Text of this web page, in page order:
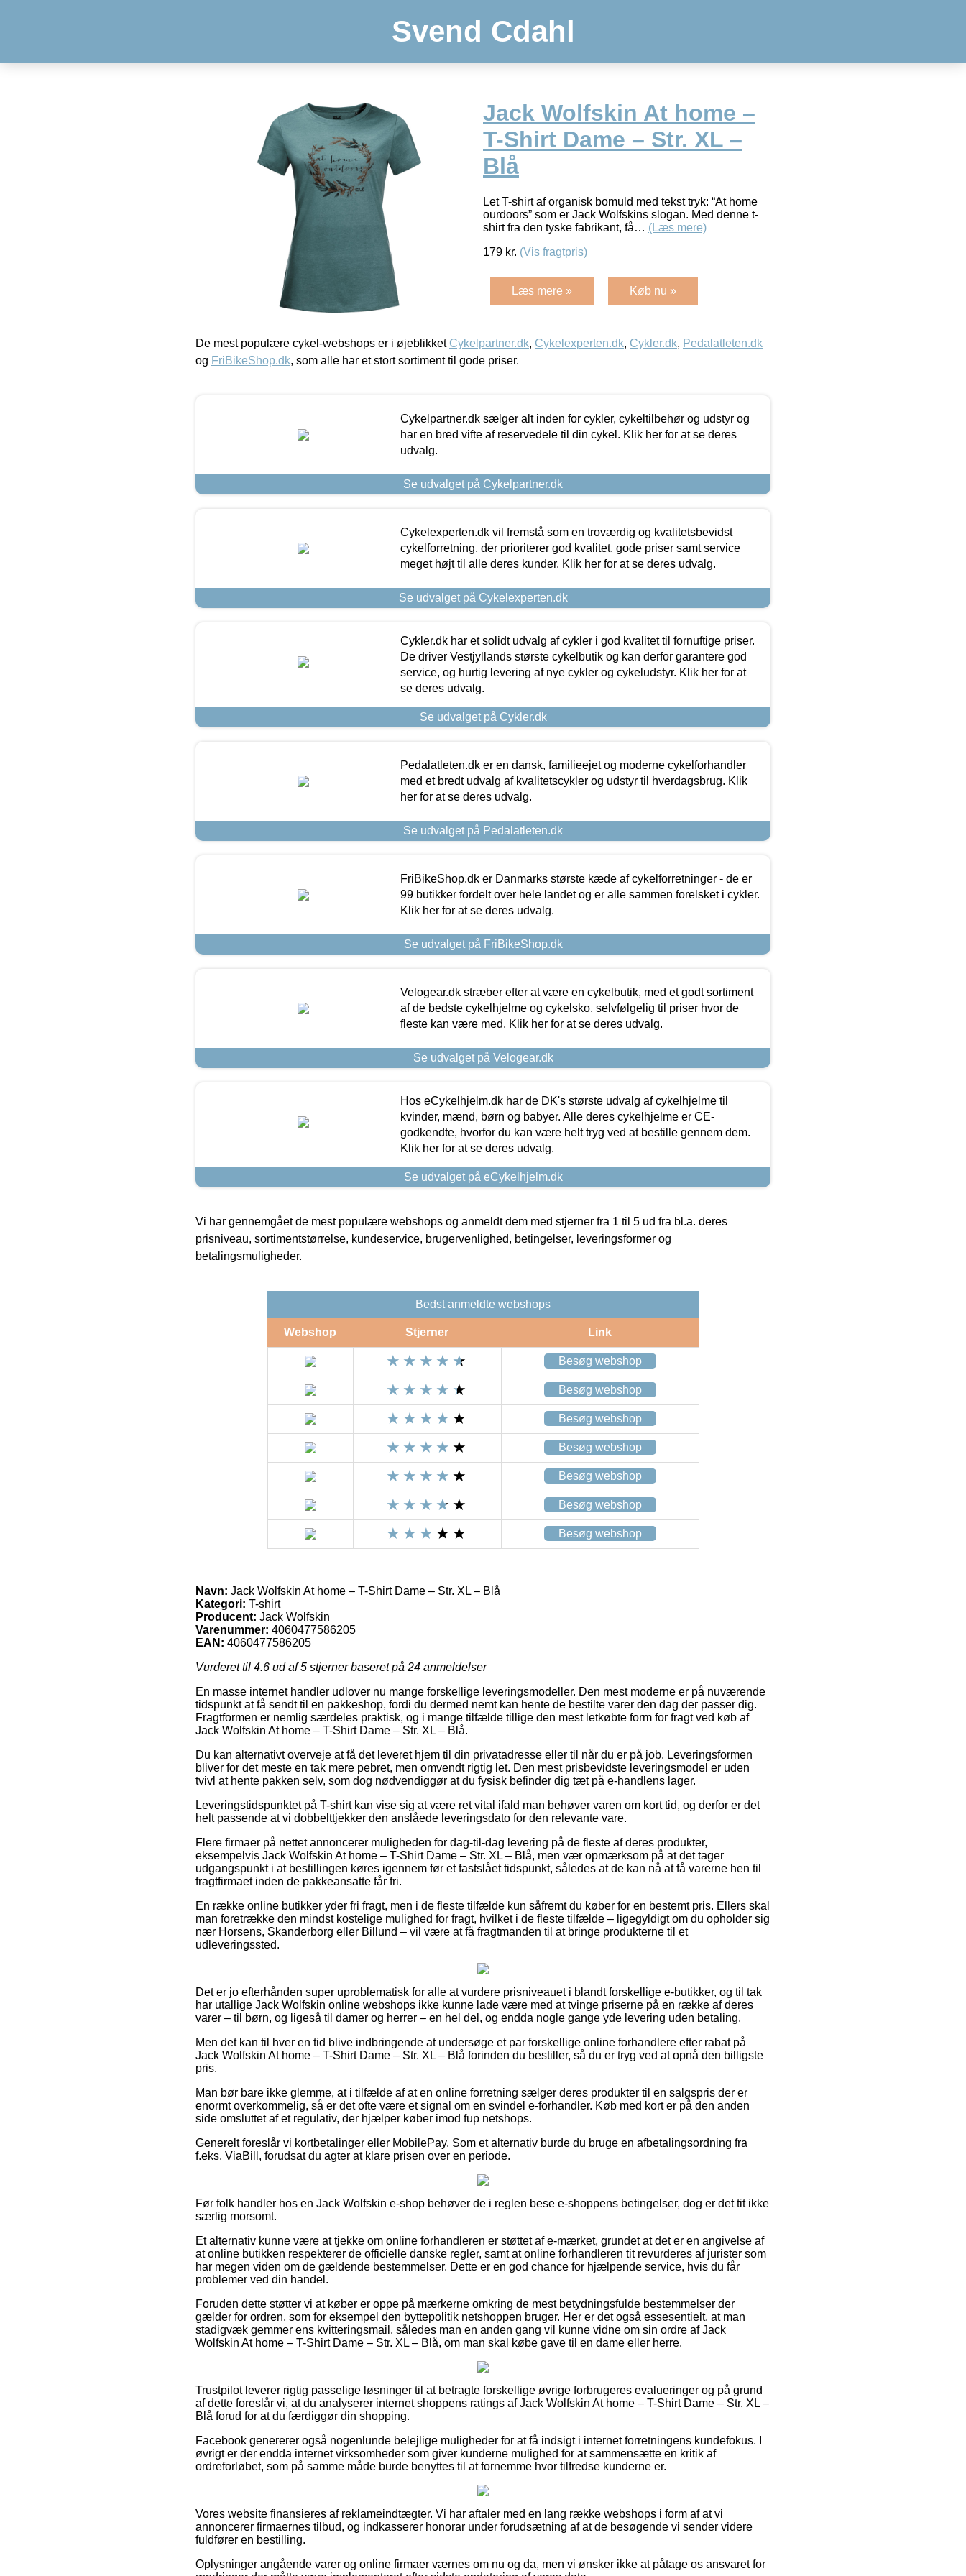
Svend Cdahl
Jack Wolfskin At home –
T-Shirt Dame – Str. XL –
Blå
Let T-shirt af organisk bomuld med tekst tryk: “At home
ourdoors” som er Jack Wolfskins slogan. Med denne t-
shirt fra den tyske fabrikant, få… (Læs mere)
179 kr. (Vis fragtpris)
Læs mere » Køb nu »
De mest populære cykel-webshops er i øjeblikket Cykelpartner.dk, Cykelexperten.dk, Cykler.dk, Pedalatleten.dk
og FriBikeShop.dk, som alle har et stort sortiment til gode priser.
Cykelpartner.dk sælger alt inden for cykler, cykeltilbehør og udstyr og
har en bred vifte af reservedele til din cykel. Klik her for at se deres
udvalg.
Se udvalget på Cykelpartner.dk
Cykelexperten.dk vil fremstå som en troværdig og kvalitetsbevidst
cykelforretning, der prioriterer god kvalitet, gode priser samt service
meget højt til alle deres kunder. Klik her for at se deres udvalg.
Se udvalget på Cykelexperten.dk
Cykler.dk har et solidt udvalg af cykler i god kvalitet til fornuftige priser.
De driver Vestjyllands største cykelbutik og kan derfor garantere god
service, og hurtig levering af nye cykler og cykeludstyr. Klik her for at
se deres udvalg.
Se udvalget på Cykler.dk
Pedalatleten.dk er en dansk, familieejet og moderne cykelforhandler
med et bredt udvalg af kvalitetscykler og udstyr til hverdagsbrug. Klik
her for at se deres udvalg.
Se udvalget på Pedalatleten.dk
FriBikeShop.dk er Danmarks største kæde af cykelforretninger - de er
99 butikker fordelt over hele landet og er alle sammen forelsket i cykler.
Klik her for at se deres udvalg.
Se udvalget på FriBikeShop.dk
Velogear.dk stræber efter at være en cykelbutik, med et godt sortiment
af de bedste cykelhjelme og cykelsko, selvfølgelig til priser hvor de
fleste kan være med. Klik her for at se deres udvalg.
Se udvalget på Velogear.dk
Hos eCykelhjelm.dk har de DK's største udvalg af cykelhjelme til
kvinder, mænd, børn og babyer. Alle deres cykelhjelme er CE-
godkendte, hvorfor du kan være helt tryg ved at bestille gennem dem.
Klik her for at se deres udvalg.
Se udvalget på eCykelhjelm.dk
Vi har gennemgået de mest populære webshops og anmeldt dem med stjerner fra 1 til 5 ud fra bl.a. deres
prisniveau, sortimentstørrelse, kundeservice, brugervenlighed, betingelser, leveringsformer og
betalingsmuligheder.
Bedst anmeldte webshops
Webshop Stjerner Link
Besøg webshop
Besøg webshop
Besøg webshop
Besøg webshop
Besøg webshop
Besøg webshop
Besøg webshop
Navn: Jack Wolfskin At home – T-Shirt Dame – Str. XL – Blå
Kategori: T-shirt
Producent: Jack Wolfskin
Varenummer: 4060477586205
EAN: 4060477586205
Vurderet til 4.6 ud af 5 stjerner baseret på 24 anmeldelser
En masse internet handler udlover nu mange forskellige leveringsmodeller. Den mest moderne er på nuværende
tidspunkt at få sendt til en pakkeshop, fordi du dermed nemt kan hente de bestilte varer den dag der passer dig.
Fragtformen er nemlig særdeles praktisk, og i mange tilfælde tillige den mest letkøbte form for fragt ved køb af
Jack Wolfskin At home – T-Shirt Dame – Str. XL – Blå.
Du kan alternativt overveje at få det leveret hjem til din privatadresse eller til når du er på job. Leveringsformen
bliver for det meste en tak mere pebret, men omvendt rigtig let. Den mest prisbevidste leveringsmodel er uden
tvivl at hente pakken selv, som dog nødvendiggør at du fysisk befinder dig tæt på e-handlens lager.
Leveringstidspunktet på T-shirt kan vise sig at være ret vital ifald man behøver varen om kort tid, og derfor er det
helt passende at vi dobbelttjekker den anslåede leveringsdato for den relevante vare.
Flere firmaer på nettet annoncerer muligheden for dag-til-dag levering på de fleste af deres produkter,
eksempelvis Jack Wolfskin At home – T-Shirt Dame – Str. XL – Blå, men vær opmærksom på at det tager
udgangspunkt i at bestillingen køres igennem før et fastslået tidspunkt, således at de kan nå at få varerne hen til
fragtfirmaet inden de pakkeansatte får fri.
En række online butikker yder fri fragt, men i de fleste tilfælde kun såfremt du køber for en bestemt pris. Ellers skal
man foretrække den mindst kostelige mulighed for fragt, hvilket i de fleste tilfælde – ligegyldigt om du opholder sig
nær Horsens, Skanderborg eller Billund – vil være at få fragtmanden til at bringe produkterne til et
udleveringssted.
Det er jo efterhånden super uproblematisk for alle at vurdere prisniveauet i blandt forskellige e-butikker, og til tak
har utallige Jack Wolfskin online webshops ikke kunne lade være med at tvinge priserne på en række af deres
varer – til børn, og ligeså til damer og herrer – en hel del, og endda nogle gange yde levering uden betaling.
Men det kan til hver en tid blive indbringende at undersøge et par forskellige online forhandlere efter rabat på
Jack Wolfskin At home – T-Shirt Dame – Str. XL – Blå forinden du bestiller, så du er tryg ved at opnå den billigste
pris.
Man bør bare ikke glemme, at i tilfælde af at en online forretning sælger deres produkter til en salgspris der er
enormt overkommelig, så er det ofte være et signal om en svindel e-forhandler. Køb med kort er på den anden
side omsluttet af et regulativ, der hjælper køber imod fup netshops.
Generelt foreslår vi kortbetalinger eller MobilePay. Som et alternativ burde du bruge en afbetalingsordning fra
f.eks. ViaBill, forudsat du agter at klare prisen over en periode.
Før folk handler hos en Jack Wolfskin e-shop behøver de i reglen bese e-shoppens betingelser, dog er det tit ikke
særlig morsomt.
Et alternativ kunne være at tjekke om online forhandleren er støttet af e-mærket, grundet at det er en angivelse af
at online butikken respekterer de officielle danske regler, samt at online forhandleren tit revurderes af jurister som
har megen viden om de gældende bestemmelser. Dette er en god chance for hjælpende service, hvis du får
problemer ved din handel.
Foruden dette støtter vi at køber er oppe på mærkerne omkring de mest betydningsfulde bestemmelser der
gælder for ordren, som for eksempel den byttepolitik netshoppen bruger. Her er det også essesentielt, at man
stadigvæk gemmer ens kvitteringsmail, således man en anden gang vil kunne vidne om sin ordre af Jack
Wolfskin At home – T-Shirt Dame – Str. XL – Blå, om man skal købe gave til en dame eller herre.
Trustpilot leverer rigtig passelige løsninger til at betragte forskellige øvrige forbrugeres evalueringer og på grund
af dette foreslår vi, at du analyserer internet shoppens ratings af Jack Wolfskin At home – T-Shirt Dame – Str. XL –
Blå forud for at du færdiggør din shopping.
Facebook genererer også nogenlunde belejlige muligheder for at få indsigt i internet forretningens kundefokus. I
øvrigt er der endda internet virksomheder som giver kunderne mulighed for at sammensætte en kritik af
ordreforløbet, som på samme måde burde benyttes til at fornemme hvor tilfredse kunderne er.
Vores website finansieres af reklameindtægter. Vi har aftaler med en lang række webshops i form af at vi
annoncerer firmaernes tilbud, og indkasserer honorar under forudsætning af at de besøgende vi sender videre
fuldfører en bestilling.
Oplysninger angående varer og online firmaer værnes om nu og da, men vi ønsker ikke at påtage os ansvaret for